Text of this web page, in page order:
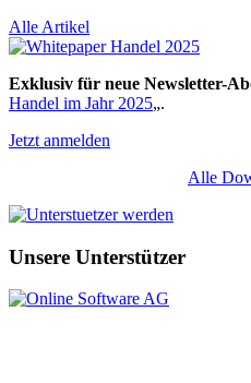
Alle Artikel
Exklusiv für neue Newsletter-
Handel im Jahr 2025„.
Jetzt anmelden
Alle
Unsere Unterstützer